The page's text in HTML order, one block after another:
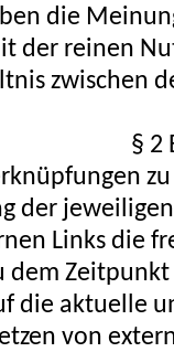
die
der reinen
zwischen
§ 2
der
Links die
dem
die aktuelle
von